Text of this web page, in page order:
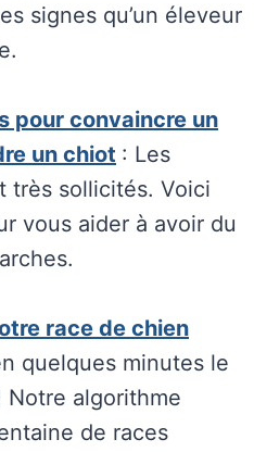
signes qu’un éleveur
pour convaincre un
un chiot : Les
très sollicités. Voici
vous aider à avoir du
race de chien
quelques minutes le
algorithme
de races